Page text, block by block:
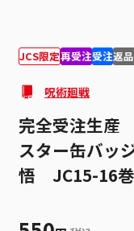
JCS限定再受注受注返
呪術廻戦
完全受注生産
スター缶バッ
悟 JC15-16巻